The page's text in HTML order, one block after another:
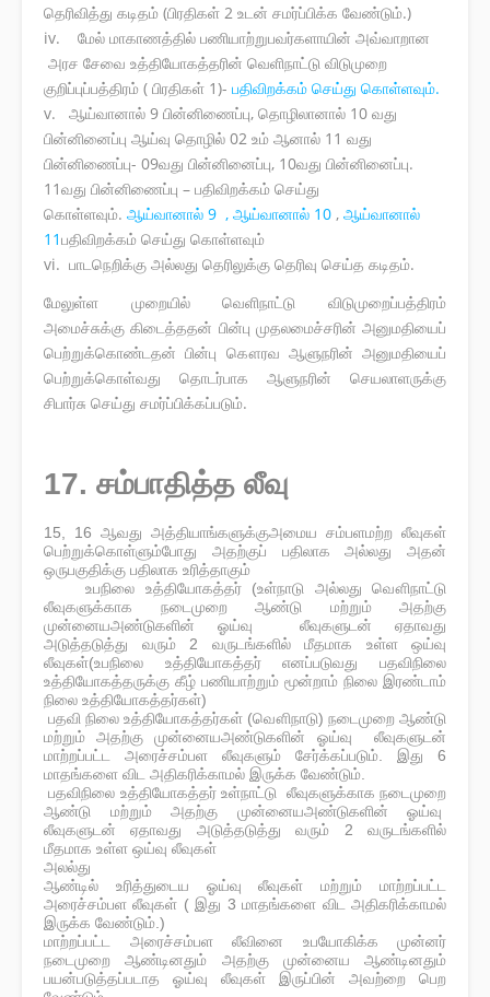
தெரிவித்து கடிதம் (பிரதிகள் 2 உடன் சமர்ப்பிக்க வேண்டும்.)
iv. மேல் மாகாணத்தில் பணியாற்றுபவர்களாயின் அவ்வாறான
அரச சேவை உத்தியோகத்தரின் வெளிநாட்டு விடுமுறை
குறிப்புப்பத்திரம் ( பிரதிகள் 1)- பதிவிறக்கம் செய்து கொள்ளவும்.
v. ஆய்வானால் 9 பின்னிணைப்பு, தொழிலானால் 10 வது
பின்னினைப்பு ஆய்வு தொழில் 02 உம் ஆனால் 11 வது
பின்னிணைப்பு- 09வது பின்னினைப்பு, 10வது பின்னினைப்பு.
11வது பின்னிணைப்பு – பதிவிறக்கம் செய்து
கொள்ளவும். ஆய்வானால் 9 , ஆய்வானால் 10 , ஆய்வானால்
11பதிவிறக்கம் செய்து கொள்ளவும்
vi. பாடநெறிக்கு அல்லது தெரிலுக்கு தெரிவு செய்த கடிதம்.
மேலுள்ள முறையில் வெளிநாட்டு விடுமுறைப்பத்திரம்
அமைச்சுக்கு கிடைத்ததன் பின்பு முதலமைச்சரின் அனுமதியைப்
பெற்றுக்கொண்டதன் பின்பு கௌரவ ஆளுநரின் அனுமதியைப்
பெற்றுக்கொள்வது தொடர்பாக ஆளுநரின் செயலாளருக்கு
சிபார்சு செய்து சமர்ப்பிக்கப்படும்.
17. சம்பாதித்த லீவு
15, 16 ஆவது அத்தியாங்களுக்குஅமைய சம்பளமற்ற லீவுகள்
பெற்றுக்கொள்ளும்போது அதற்குப் பதிலாக அல்லது அதன்
ஒருபகுதிக்கு பதிலாக உரித்தாகும்
உபநிலை உத்தியோகத்தர் (உள்நாடு அல்லது வௌிநாட்டு
லீவுகளுக்காக நடைமுறை ஆண்டு மற்றும் அதற்கு
முன்னையஅண்டுகளின் ஓய்வு லீவுகளுடன் ஏதாவது
அடுத்தடுத்து வரும் 2 வருடங்களில் மீதமாக உள்ள ஒய்வு
லீவுகள்(உபநிலை உத்தியோகத்தர் எனப்படுவது பதவிநிலை
உத்தியோகத்தருக்கு கீழ் பணியாற்றும் மூன்றாம் நிலை இரண்டாம்
நிலை உத்தியோகத்தர்கள்)
பதவி நிலை உத்தியோகத்தர்கள் (வௌிநாடு) நடைமுறை ஆண்டு
மற்றும் அதற்கு முன்னையஅண்டுகளின் ஓய்வு லீவுகளுடன்
மாற்றப்பட்ட அரைச்சம்பள லீவுகளும் சேர்க்கப்படும். இது 6
மாதங்களை விட அதிகரிக்காமல் இருக்க வேண்டும்.
பதவிநிலை உத்தியோகத்தர் உள்நாட்டு லீவுகளுக்காக நடைமுறை
ஆண்டு மற்றும் அதற்கு முன்னையஅண்டுகளின் ஓய்வு
லீவுகளுடன் ஏதாவது அடுத்தடுத்து வரும் 2 வருடங்களில்
மீதமாக உள்ள ஒய்வு லீவுகள்
அலல்து
ஆண்டில் உரித்துடைய ஓய்வு லீவுகள் மற்றும் மாற்றப்பட்ட
அரைச்சம்பள லீவுகள் ( இது 3 மாதங்களை விட அதிகரிக்காமல்
இருக்க வேண்டும்.)
மாற்றப்பட்ட அரைச்சம்பள லீவினை உபயோகிக்க முன்னர்
நடைமுறை ஆண்டினதும் அதற்கு முன்னைய ஆண்டினதும்
பயன்படுத்தப்படாத ஓய்வு லீவுகள் இருப்பின் அவற்றை பெற